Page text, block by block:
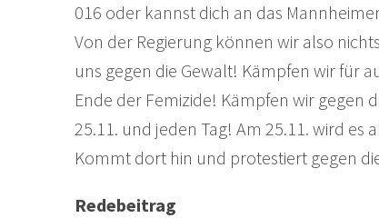
016 oder kannst dich an das
Von der Regierung können wir also
uns gegen die Gewalt! Kämpfen wir für
Ende der Femizide! Kämpfen wir gegen
25.11. und jeden Tag! Am 25.11. wird
Kommt dort hin und protestiert gegen
Redebeitrag